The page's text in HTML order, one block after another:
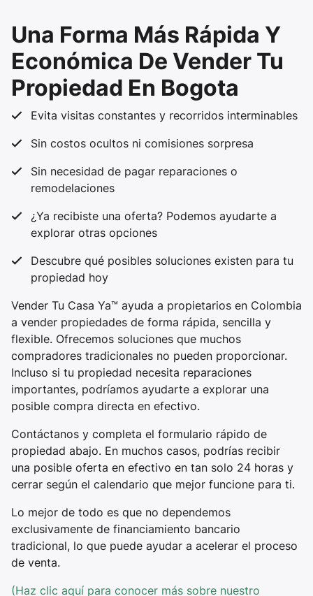
Una Forma Más Rápida Y
Económica De Vender Tu
Propiedad En Bogota
Evita visitas constantes y recorridos interminables
Sin costos ocultos ni comisiones sorpresa
Sin necesidad de pagar reparaciones o
remodelaciones
¿Ya recibiste una oferta? Podemos ayudarte a
explorar otras opciones
Descubre qué posibles soluciones existen para tu
propiedad hoy
Vender Tu Casa Ya™ ayuda a propietarios en Colombia
a vender propiedades de forma rápida, sencilla y
flexible. Ofrecemos soluciones que muchos
compradores tradicionales no pueden proporcionar.
Incluso si tu propiedad necesita reparaciones
importantes, podríamos ayudarte a explorar una
posible compra directa en efectivo.
Contáctanos y completa el formulario rápido de
propiedad abajo. En muchos casos, podrías recibir
una posible oferta en efectivo en tan solo 24 horas y
cerrar según el calendario que mejor funcione para ti.
Lo mejor de todo es que no dependemos
exclusivamente de financiamiento bancario
tradicional, lo que puede ayudar a acelerar el proceso
de venta.
(Haz clic aquí para conocer más sobre nuestro